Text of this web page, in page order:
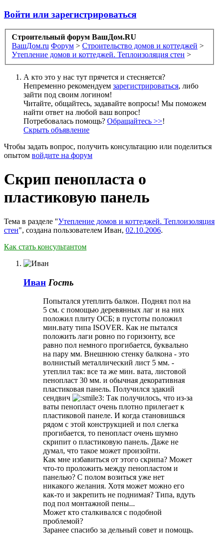
Войти или зарегистрироваться
Строительный форум ВашДом.RU
ВашДом.ru Форум > Строительство домов и коттеджей >
Утепление домов и коттеджей. Теплоизоляция стен >
А кто это у нас тут прячется и стесняется?
Непременно рекомендуем зарегистрироваться, либо
зайти под своим логином!
Читайте, общайтесь, задавайте вопросы! Мы поможем
найти ответ на любой ваш вопрос!
Потребовалась помощь? Обращайтесь >>!
Скрыть объявление
Чтобы задать вопрос, получить консультацию или поделиться
опытом войдите на форум
Скрип пенопласта о
пластиковую панель
Тема в разделе "Утепление домов и коттеджей. Теплоизоляция
стен", создана пользователем Иван, 02.10.2006.
Как стать консультантом
Иван Гость
Попытался утеплить балкон. Поднял пол на
5 см. с помощью деревянных лаг и на них
положил плиту ОСБ; в пустоты положил
мин.вату типа ISOVER. Как не пытался
положить лаги ровно по горизонту, все
равно пол немного прогибается, буквально
на пару мм. Внешнюю стенку балкона - это
волнистый металлический лист 5 мм. -
утеплил так: все та же мин. вата, листовой
пенопласт 30 мм. и обычная декоративная
пластиковая панель. Получился эдакий
сендвич
Так получилось, что из-за
ваты пенопласт очень плотно прилегает к
пластиковой панеле. И когда становишься
рядом с этой конструкцией и пол слегка
прогибается, то пенопласт очень шумно
скрипит о пластиковую панель. Даже не
думал, что такое может произойти.
Как мне избавиться от этого скрипа? Может
что-то проложить между пенопластом и
панелью? С полом возиться уже нет
никакого желания. Хотя может можно его
как-то и закрепить не поднимая? Типа, вдуть
под пол монтажной пены...
Может кто сталкивался с подобной
проблемой?
Заранее спасибо за дельный совет и помощь.